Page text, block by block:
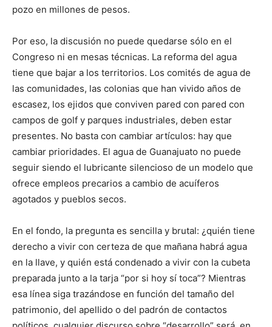
pozo en millones de pesos.
Por eso, la discusión no puede quedarse sólo en el
Congreso ni en mesas técnicas. La reforma del agua
tiene que bajar a los territorios. Los comités de agua de
las comunidades, las colonias que han vivido años de
escasez, los ejidos que conviven pared con pared con
campos de golf y parques industriales, deben estar
presentes. No basta con cambiar artículos: hay que
cambiar prioridades. El agua de Guanajuato no puede
seguir siendo el lubricante silencioso de un modelo que
ofrece empleos precarios a cambio de acuíferos
agotados y pueblos secos.
En el fondo, la pregunta es sencilla y brutal: ¿quién tiene
derecho a vivir con certeza de que mañana habrá agua
en la llave, y quién está condenado a vivir con la cubeta
preparada junto a la tarja “por si hoy sí toca”? Mientras
esa línea siga trazándose en función del tamaño del
patrimonio, del apellido o del padrón de contactos